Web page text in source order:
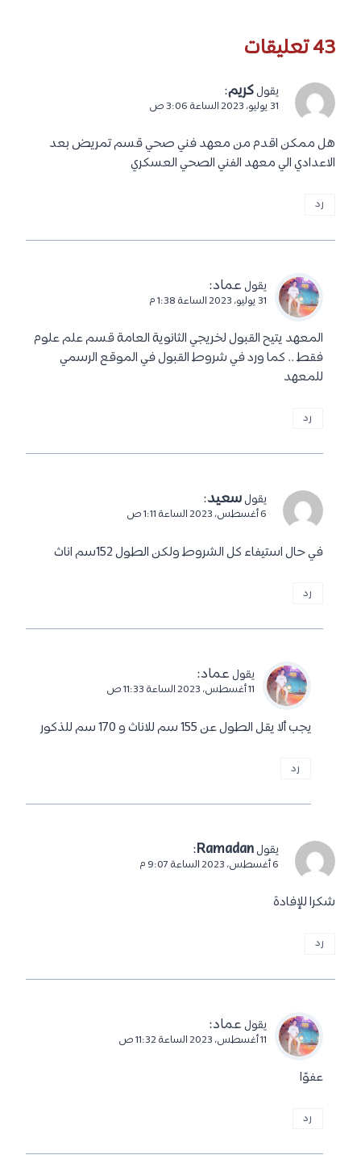
43 تعليقات
يقول كريم:
31 يوليو، 2023 الساعة 3:06 ص
هل ممكن اقدم من معهد فني صحي قسم تمريض بعد
الاعدادي الي معهد الفني الصحي العسكري
رد
يقول عماد:
31 يوليو، 2023 الساعة 1:38 م
المعهد يتيح القبول لخريجي الثانوية العامة قسم علم علوم
فقط .. كما ورد في شروط القبول في الموقع الرسمي
للمعهد
رد
يقول سعيد:
6 أغسطس، 2023 الساعة 1:11 ص
في حال استيفاء كل الشروط ولكن الطول 152سم اناث
رد
يقول عماد:
11 أغسطس، 2023 الساعة 11:33 ص
يجب ألا يقل الطول عن 155 سم للاناث و 170 سم للذكور
رد
يقول Ramadan
:
6 أغسطس، 2023 الساعة 9:07 م
شكرا للإفادة
رد
يقول عماد:
11 أغسطس، 2023 الساعة 11:32 ص
عفوًا
رد